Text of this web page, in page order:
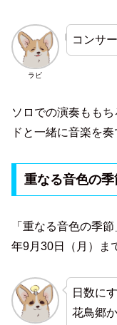
ラビ
コンサ
ソロでの演奏もも
ドと一緒に音楽を
重なる音色の
「重なる音色の季
年9月30日（月）ま
日数に
花鳥郷